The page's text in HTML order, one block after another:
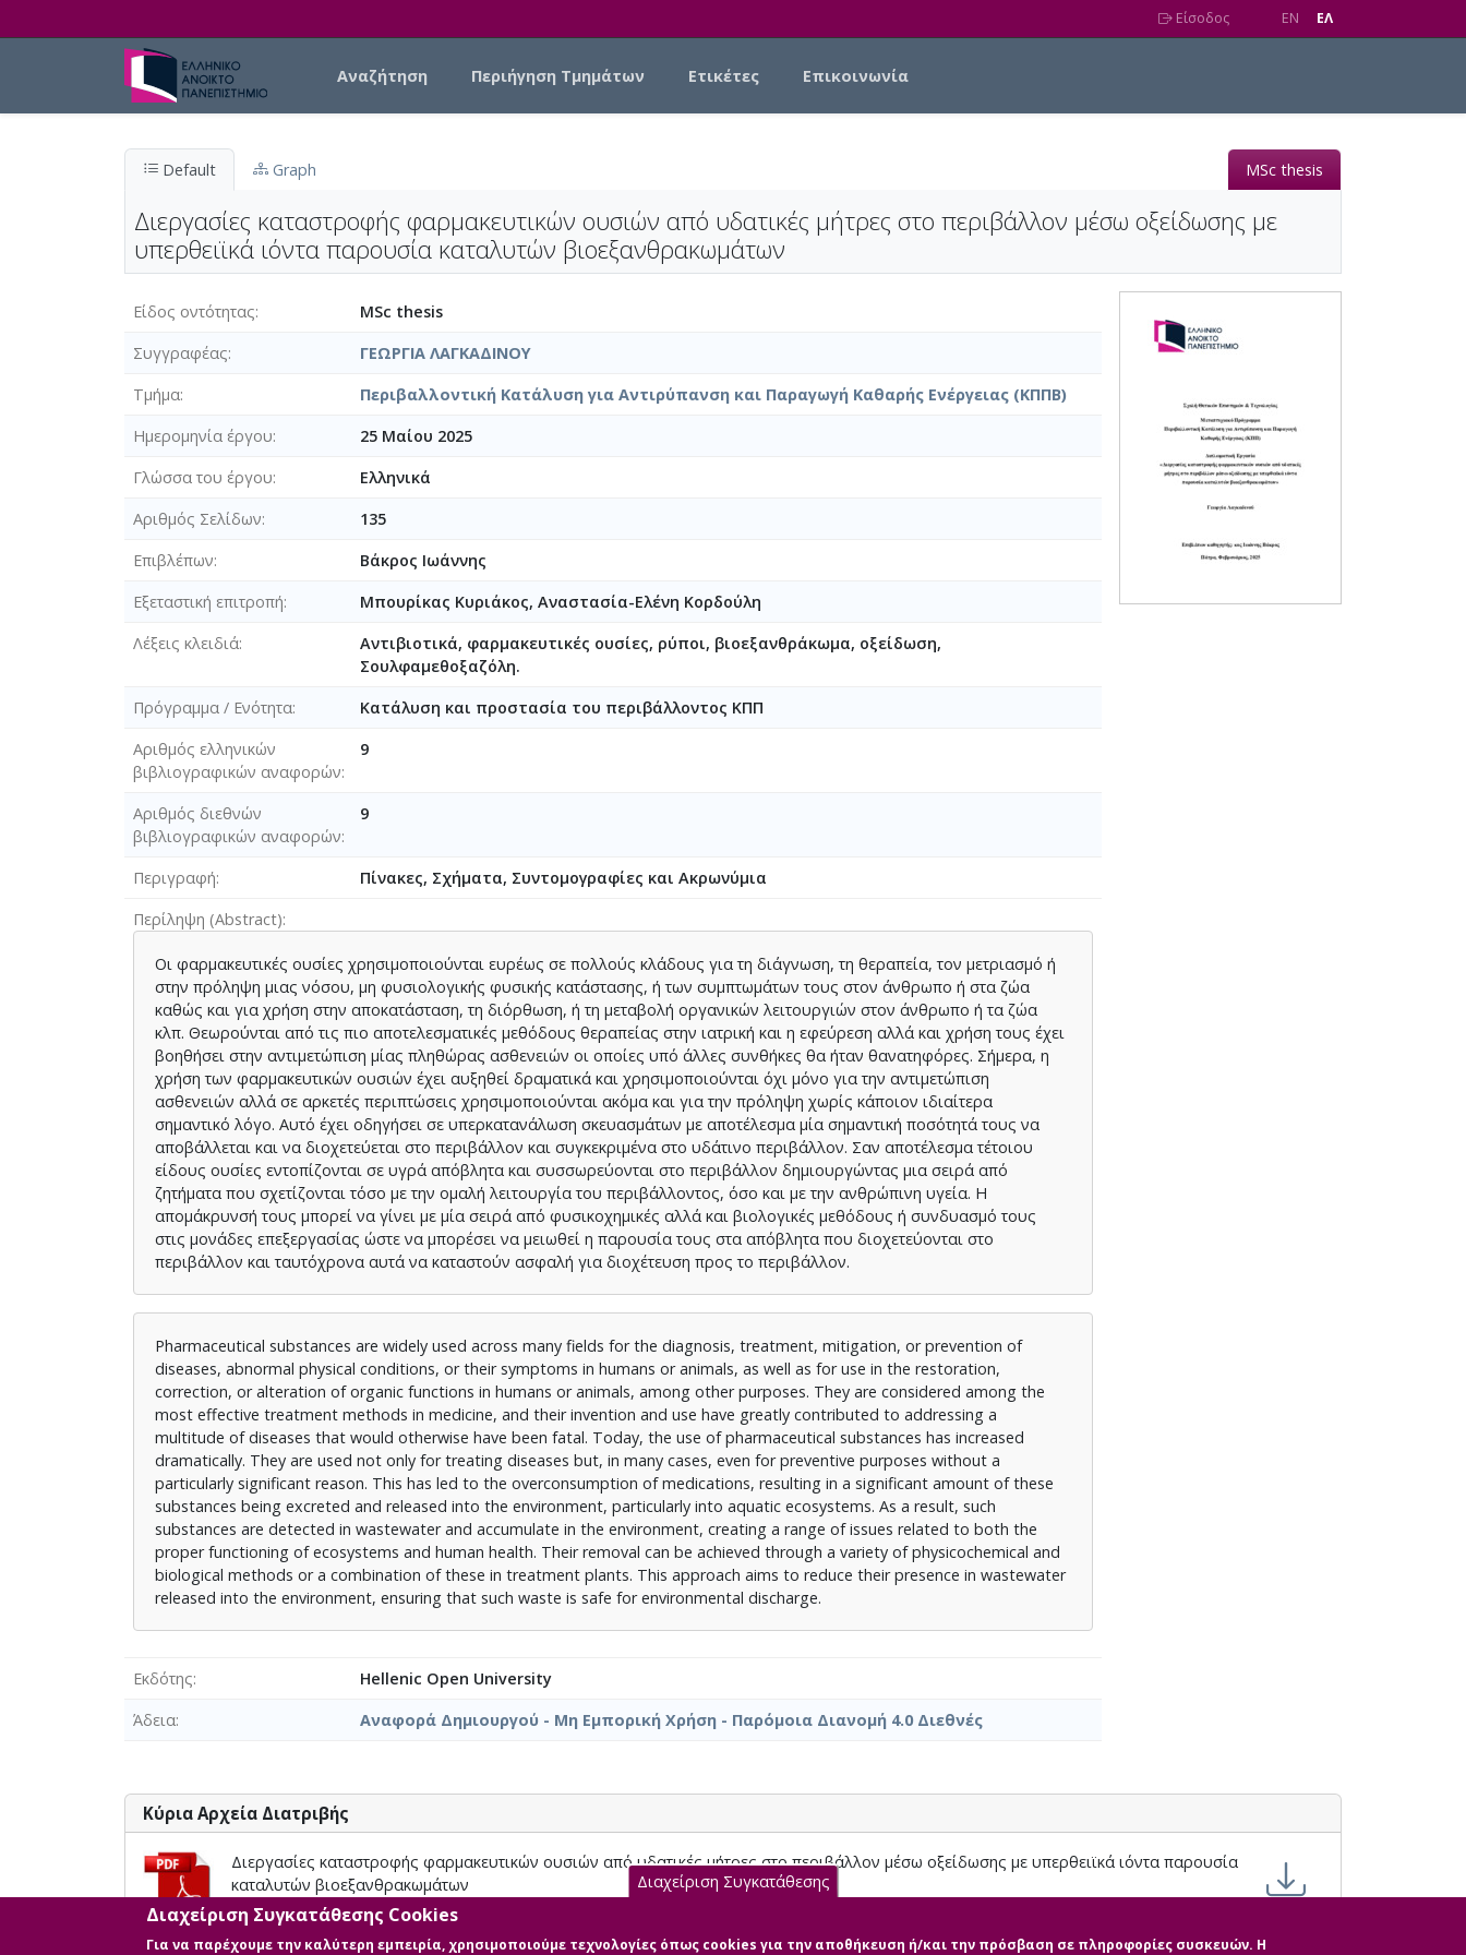
Είσοδος EN EΛ
Αναζήτηση Περιήγηση Τμημάτων Ετικέτες Επικοινωνία
Default Graph MSc thesis
Διεργασίες καταστροφής φαρμακευτικών ουσιών από υδατικές μήτρες στο περιβάλλον μέσω οξείδωσης με
υπερθειϊκά ιόντα παρουσία καταλυτών βιοεξανθρακωμάτων
Είδος οντότητας
MSc thesis
Συγγραφέας
ΓΕΩΡΓΙΑ ΛΑΓΚΑΔΙΝΟΥ
Τμήμα
Περιβαλλοντική Κατάλυση για Αντιρύπανση και Παραγωγή Καθαρής Ενέργειας (ΚΠΠΒ)
Ημερομηνία έργου
25 Μαίου 2025
Γλώσσα του έργου
Ελληνικά
Αριθμός Σελίδων
135
Επιβλέπων
Bάκρος Ιωάννης
Εξεταστική επιτροπή
Μπουρίκας Κυριάκος, Αναστασία-Ελένη Κορδούλη
Λέξεις κλειδιά
Αντιβιοτικά, φαρμακευτικές ουσίες, ρύποι, βιοεξανθράκωμα, οξείδωση,
Σουλφαμεθοξαζόλη.
Πρόγραμμα / Ενότητα
Κατάλυση και προστασία του περιβάλλοντος ΚΠΠ
Αριθμός ελληνικών
βιβλιογραφικών αναφορών
9
Αριθμός διεθνών
βιβλιογραφικών αναφορών
9
Περιγραφή
Πίνακες, Σχήματα, Συντομογραφίες και Ακρωνύμια
Περίληψη (Abstract)
Οι φαρμακευτικές ουσίες χρησιμοποιούνται ευρέως σε πολλούς κλάδους για τη διάγνωση, τη θεραπεία, τον μετριασμό ή
στην πρόληψη μιας νόσου, μη φυσιολογικής φυσικής κατάστασης, ή των συμπτωμάτων τους στον άνθρωπο ή στα ζώα
καθώς και για χρήση στην αποκατάσταση, τη διόρθωση, ή τη μεταβολή οργανικών λειτουργιών στον άνθρωπο ή τα ζώα
κλπ. Θεωρούνται από τις πιο αποτελεσματικές μεθόδους θεραπείας στην ιατρική και η εφεύρεση αλλά και χρήση τους έχει
βοηθήσει στην αντιμετώπιση μίας πληθώρας ασθενειών οι οποίες υπό άλλες συνθήκες θα ήταν θανατηφόρες. Σήμερα, η
χρήση των φαρμακευτικών ουσιών έχει αυξηθεί δραματικά και χρησιμοποιούνται όχι μόνο για την αντιμετώπιση
ασθενειών αλλά σε αρκετές περιπτώσεις χρησιμοποιούνται ακόμα και για την πρόληψη χωρίς κάποιον ιδιαίτερα
σημαντικό λόγο. Αυτό έχει οδηγήσει σε υπερκατανάλωση σκευασμάτων με αποτέλεσμα μία σημαντική ποσότητά τους να
αποβάλλεται και να διοχετεύεται στο περιβάλλον και συγκεκριμένα στο υδάτινο περιβάλλον. Σαν αποτέλεσμα τέτοιου
είδους ουσίες εντοπίζονται σε υγρά απόβλητα και συσσωρεύονται στο περιβάλλον δημιουργώντας μια σειρά από
ζητήματα που σχετίζονται τόσο με την ομαλή λειτουργία του περιβάλλοντος, όσο και με την ανθρώπινη υγεία. Η
απομάκρυνσή τους μπορεί να γίνει με μία σειρά από φυσικοχημικές αλλά και βιολογικές μεθόδους ή συνδυασμό τους
στις μονάδες επεξεργασίας ώστε να μπορέσει να μειωθεί η παρουσία τους στα απόβλητα που διοχετεύονται στο
περιβάλλον και ταυτόχρονα αυτά να καταστούν ασφαλή για διοχέτευση προς το περιβάλλον.
Pharmaceutical substances are widely used across many fields for the diagnosis, treatment, mitigation, or prevention of
diseases, abnormal physical conditions, or their symptoms in humans or animals, as well as for use in the restoration,
correction, or alteration of organic functions in humans or animals, among other purposes. They are considered among the
most effective treatment methods in medicine, and their invention and use have greatly contributed to addressing a
multitude of diseases that would otherwise have been fatal. Today, the use of pharmaceutical substances has increased
dramatically. They are used not only for treating diseases but, in many cases, even for preventive purposes without a
particularly significant reason. This has led to the overconsumption of medications, resulting in a significant amount of these
substances being excreted and released into the environment, particularly into aquatic ecosystems. As a result, such
substances are detected in wastewater and accumulate in the environment, creating a range of issues related to both the
proper functioning of ecosystems and human health. Their removal can be achieved through a variety of physicochemical and
biological methods or a combination of these in treatment plants. This approach aims to reduce their presence in wastewater
released into the environment, ensuring that such waste is safe for environmental discharge.
Εκδότης
Hellenic Open University
Άδεια
Αναφορά Δημιουργού - Μη Εμπορική Χρήση - Παρόμοια Διανομή 4.0 Διεθνές
Κύρια Αρχεία Διατριβής
Διεργασίες καταστροφής φαρμακευτικών ουσιών από υδατικές μήτρες στο περιβάλλον μέσω οξείδωσης με υπερθειϊκά ιόντα παρουσία
καταλυτών βιοεξανθρακωμάτων
Περιγραφή: 157870_Λαγκαδινού Β. Γεωργία.pdf (pdf)
Μέγεθος: 4.3 MB
Διαχείριση Συγκατάθεσης
Διαχείριση Συγκατάθεσης Cookies
Για να παρέχουμε την καλύτερη εμπειρία, χρησιμοποιούμε τεχνολογίες όπως cookies για την αποθήκευση ή/και την πρόσβαση σε πληροφορίες συσκευών. Η